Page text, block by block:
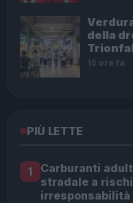
della
15 ore fa
PIÙ LETTE
1
Carburanti
stradale a
irresponsabilità